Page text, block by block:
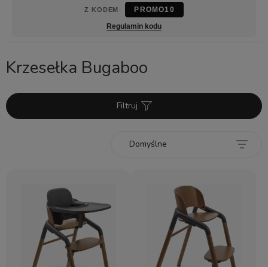
Z KODEM
PROMO10
Regulamin kodu
Krzesełka Bugaboo
Filtruj